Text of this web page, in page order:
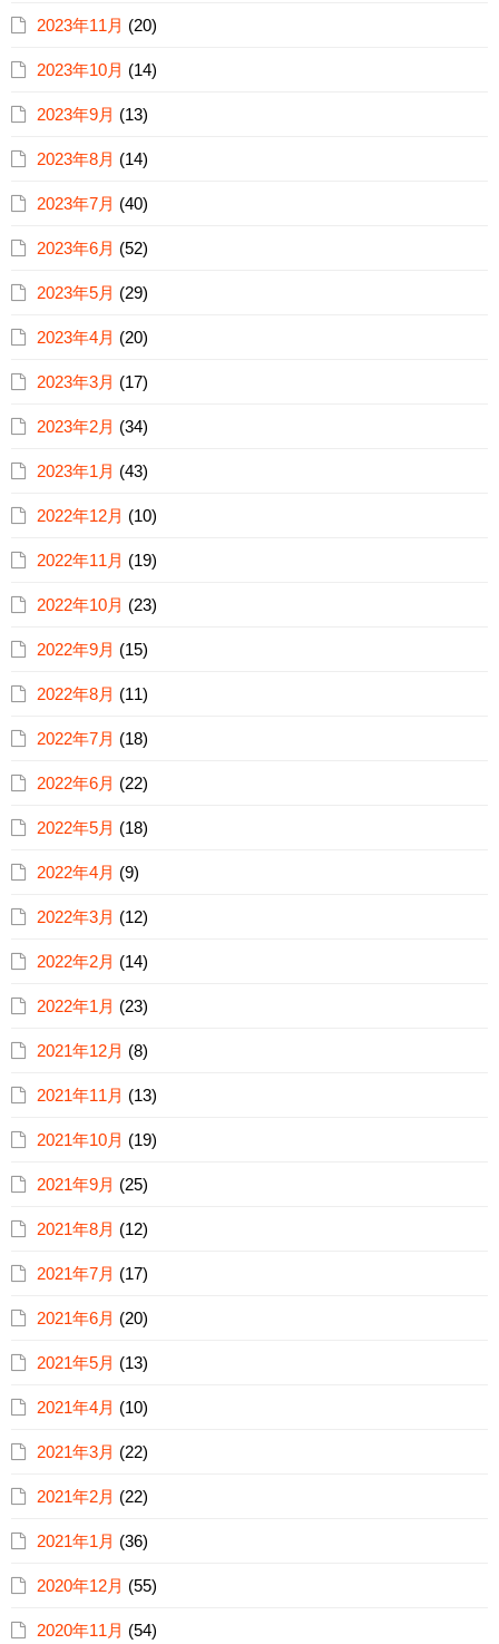
2023年11月 (20)
2023年10月 (14)
2023年9月 (13)
2023年8月 (14)
2023年7月 (40)
2023年6月 (52)
2023年5月 (29)
2023年4月 (20)
2023年3月 (17)
2023年2月 (34)
2023年1月 (43)
2022年12月 (10)
2022年11月 (19)
2022年10月 (23)
2022年9月 (15)
2022年8月 (11)
2022年7月 (18)
2022年6月 (22)
2022年5月 (18)
2022年4月 (9)
2022年3月 (12)
2022年2月 (14)
2022年1月 (23)
2021年12月 (8)
2021年11月 (13)
2021年10月 (19)
2021年9月 (25)
2021年8月 (12)
2021年7月 (17)
2021年6月 (20)
2021年5月 (13)
2021年4月 (10)
2021年3月 (22)
2021年2月 (22)
2021年1月 (36)
2020年12月 (55)
2020年11月 (54)